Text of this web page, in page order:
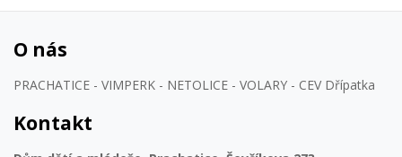
O nás
PRACHATICE - VIMPERK - NETOLICE - VOLARY - CEV Dřípatka
Kontakt